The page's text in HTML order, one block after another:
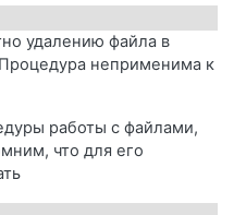
удалению файла в
неприменима к
работы с файлами,
что для его